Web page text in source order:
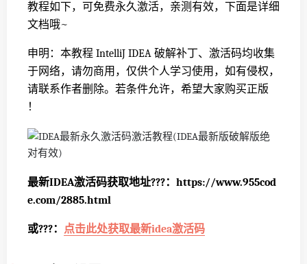
教程如下，可免费永久激活，亲测有效，下面是详细
文档哦~
申明：本教程 IntelliJ IDEA 破解补丁、激活码均收集
于网络，请勿商用，仅供个人学习使用，如有侵权，
请联系作者删除。若条件允许，希望大家购买正版
！
最新IDEA激活码获取地址?️?️?️：https://www.955cod
e.com/2885.html
或?️?️?️： 点击此处获取最新idea激活码